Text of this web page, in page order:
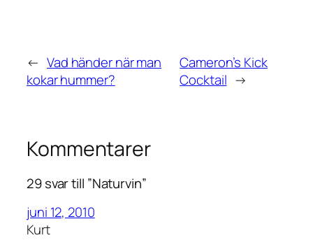
← Vad händer när man
kokar hummer?
Cameron’s Kick
Cocktail →
Kommentarer
29 svar till ”Naturvin”
juni 12, 2010
Kurt